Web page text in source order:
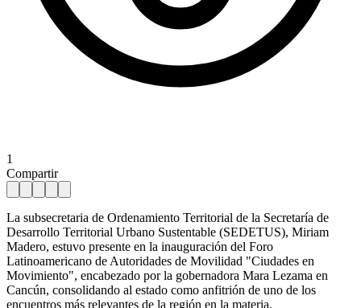
1
Compartir
La subsecretaria de Ordenamiento Territorial de la Secretaría de
Desarrollo Territorial Urbano Sustentable (SEDETUS), Miriam
Madero, estuvo presente en la inauguración del Foro
Latinoamericano de Autoridades de Movilidad "Ciudades en
Movimiento", encabezado por la gobernadora Mara Lezama en
Cancún, consolidando al estado como anfitrión de uno de los
encuentros más relevantes de la región en la materia.